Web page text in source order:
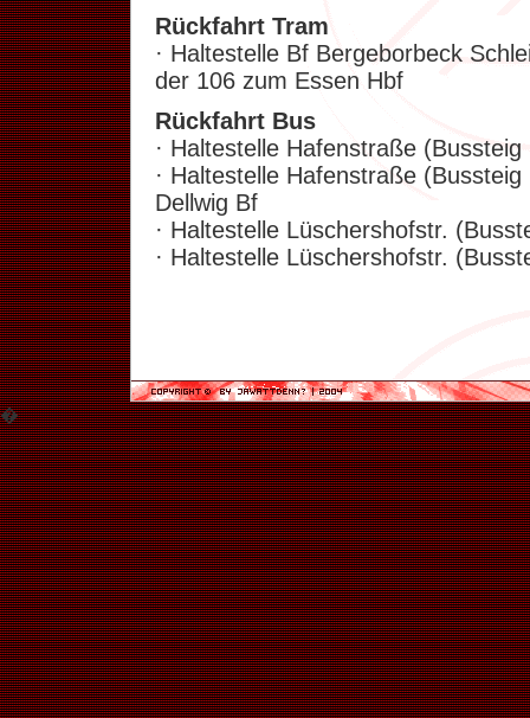
Rückfahrt Tram
· Haltestelle Bf Bergeborbeck
der 106 zum Essen Hbf
Rückfahrt Bus
· Haltestelle Hafenstraße
· Haltestelle Hafenstraße
Dellwig Bf
· Haltestelle Lüschershofstr.
· Haltestelle Lüschershofstr.
�